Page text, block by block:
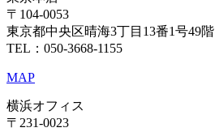
〒104-0053
東京都中央区晴海3丁目13番1号49階
TEL：050-3668-1155
MAP
横浜オフィス
〒231-0023